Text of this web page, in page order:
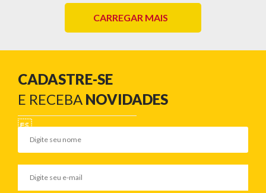
CARREGAR MAIS
CADASTRE-SE
E RECEBA NOVIDADES